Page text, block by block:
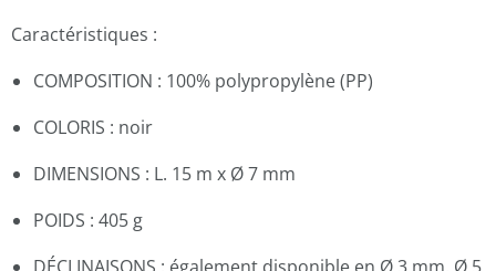
Caractéristiques :
COMPOSITION : 100% polypropylène (PP)
COLORIS : noir
DIMENSIONS : L. 15 m x Ø 7 mm
POIDS : 405 g